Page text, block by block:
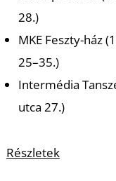
28.)
MKE Feszty-ház
25–35.)
Intermédia
utca 27.)
Részletek